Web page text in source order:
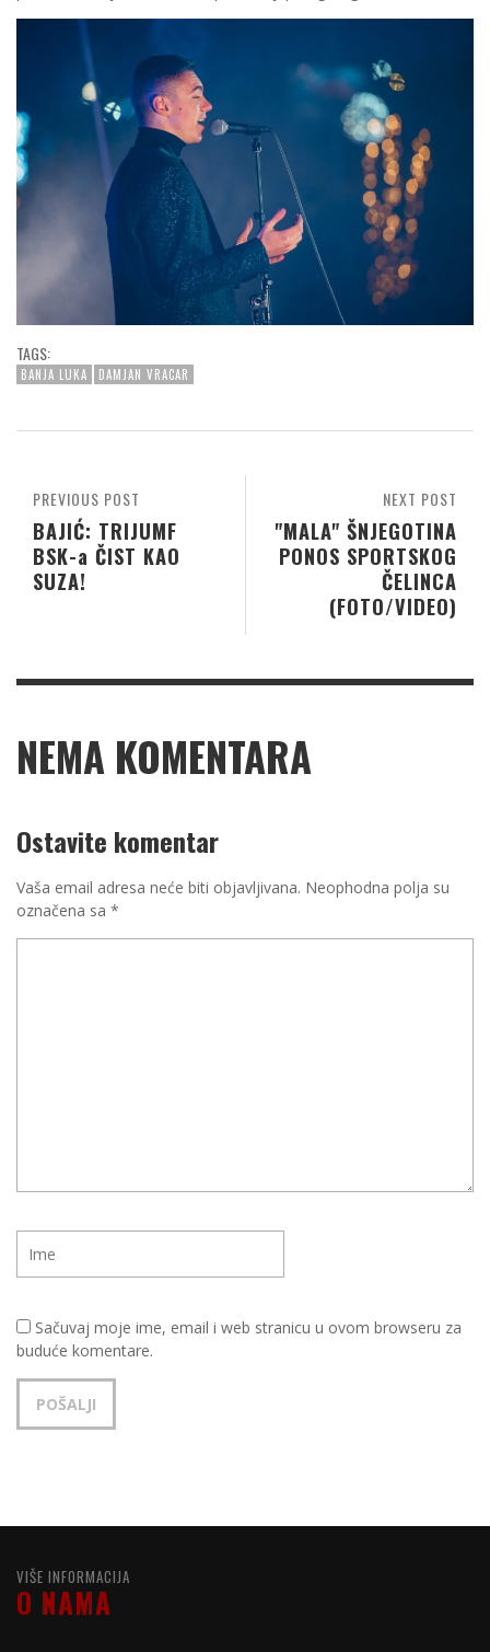
TAGS:
BANJA LUKA DAMJAN VRACAR
NEXT POST
"MALA" ŠNJEGOTINA
PONOS SPORTSKOG
ČELINCA
(FOTO/VIDEO)
PREVIOUS POST
BAJIĆ: TRIJUMF
BSK-a ČIST KAO
SUZA!
NEMA KOMENTARA
Ostavite komentar
Vaša email adresa neće biti objavljivana. Neophodna polja su
označena sa *
Sačuvaj moje ime, email i web stranicu u ovom browseru za
buduće komentare.
VIŠE INFORMACIJA
O NAMA